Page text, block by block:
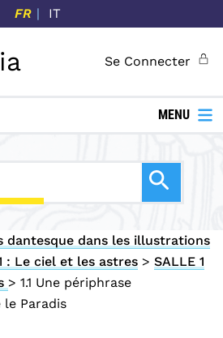
FR IT
Se Connecter
MENU
dantesque dans les illustrations
: Le ciel et les astres > SALLE 1
> 1.1 Une périphrase
Paradis